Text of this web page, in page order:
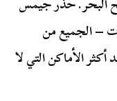
– الجميع من
الأماكن التي لا